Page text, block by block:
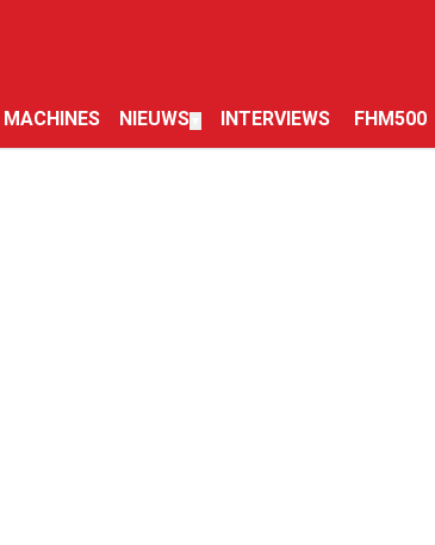
MACHINES NIEUWS INTERVIEWS FHM500